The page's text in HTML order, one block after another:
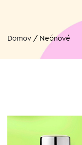
Domov / Neónové